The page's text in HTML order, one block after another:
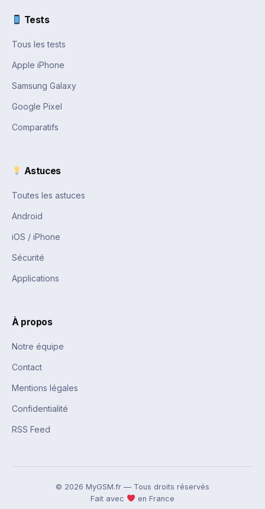
Tests
Tous les tests
Apple iPhone
Samsung Galaxy
Google Pixel
Comparatifs
Astuces
Toutes les astuces
Android
iOS / iPhone
Sécurité
Applications
À propos
Notre équipe
Contact
Mentions légales
Confidentialité
RSS Feed
© 2026 MyGSM.fr — Tous droits réservés
Fait avec
en France